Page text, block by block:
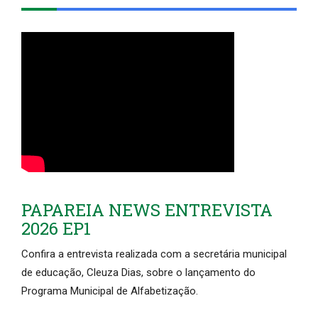
PAPAREIA NEWS ENTREVISTA
2026 EP1
Confira a entrevista realizada com a secretária municipal
de educação, Cleuza Dias, sobre o lançamento do
Programa Municipal de Alfabetização.